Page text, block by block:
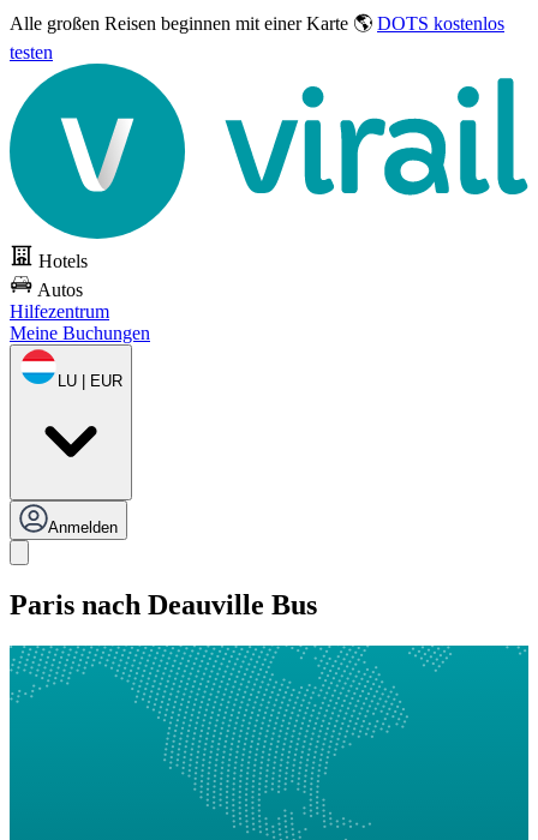
Alle großen Reisen beginnen mit einer Karte 🌎 DOTS kostenlos
testen
Hotels
Autos
Hilfezentrum
Meine Buchungen
LU | EUR
Anmelden
Paris nach Deauville Bus